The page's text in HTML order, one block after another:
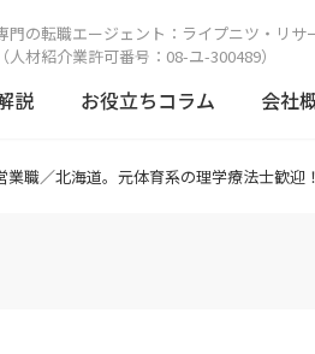
門の転職エージェント： ライプニツ・リサ
（人材紹介業許可番号：08-ユ-300489）
説 お役立ちコラム 会社
業職／北海道。元体育系の理学療法士歓迎